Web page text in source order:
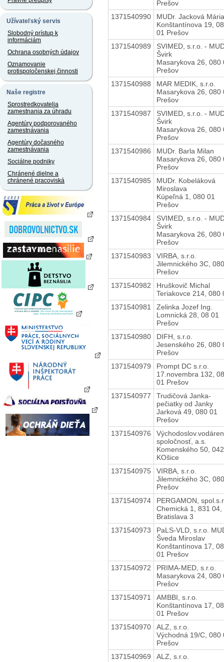
Užívateľský servis
Slobodný prístup k
informáciám
Ochrana osobných údajov
Oznamovanie
protispoločenskej činnosti
Naše registre
Sprostredkovatelia
zamestnania za úhradu
Agentúry podporovaného
zamestnávania
Agentúry dočasného
zamestnávania
Sociálne podniky
Chránené dielne a
chránené pracoviská
Prešov
1371540990
MUDr. Jacková Mária
Konštantínova 19,
01 Prešov
1371540989
SVIMED, s.r.o. -
Švirk
Masarykova 26, 080
Prešov
1371540988
MAR MEDIK, s.r.o.
Masarykova 26, 080
Prešov
1371540987
SVIMED, s.r.o. -
Švirk
Masarykova 26, 080
Prešov
1371540986
MUDr. Barla Milan
Masarykova 26, 080
Prešov
1371540985
MUDr. Kobeláková
Miroslava
Kúpeľná 1, 080 01
Prešov
1371540984
SVIMED, s.r.o. -
Švirk
Masarykova 26, 080
Prešov
1371540983
VIRBA, s.r.o.
Jilemnického 3C,
Prešov
1371540982
Hruškovič Michal
Teriakovce 214, 080
1371540981
Zelinka Jozef Ing.
Lomnická 28, 08 01
Prešov
1371540980
DIFH, s.r.o.
Jesenského 26, 080
Prešov
1371540979
Prompt DC s.r.o.
17.novembra 132,
01 Prešov
1371540977
Trudičová Janka-
pečiatky od Janky
Jarková 49, 080 01
Prešov
1371540976
spoločnosť, a.s.
Komenského 50,
KOšice
1371540975
VIRBA, s.r.o.
Jilemnického 3C,
Prešov
1371540974
PERGAMON,
Chemická 1, 831 04,
Bratislava 3
1371540973
PaLS-VLD, s.r.o.
Šveda Miroslav
Konštantínova 17,
01 Prešov
1371540972
PRIMA-MED, s.r.o.
Masarykova 24, 080
Prešov
1371540971
AMBBI, s.r.o.
Konštantínova 17,
01 Prešov
1371540970
ALZ, s.r.o.
Východná 19/C, 080
Prešov
1371540969
ALZ, s.r.o.